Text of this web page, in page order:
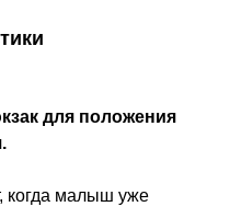
для положения
когда малыш уже